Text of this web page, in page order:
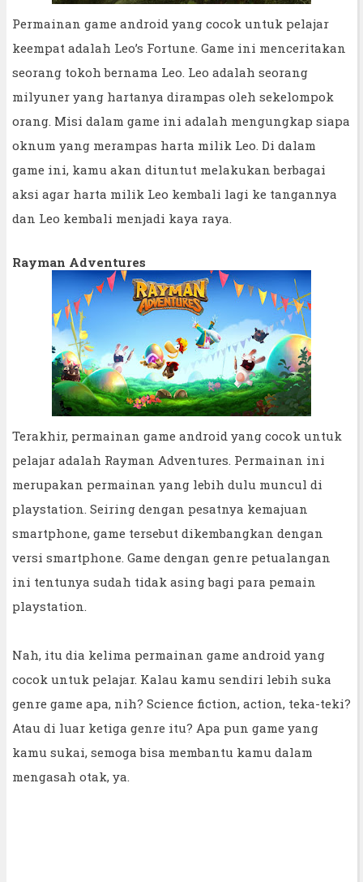
Permainan game android yang cocok untuk pelajar
keempat adalah Leo’s Fortune. Game ini menceritakan
seorang tokoh bernama Leo. Leo adalah seorang
milyuner yang hartanya dirampas oleh sekelompok
orang. Misi dalam game ini adalah mengungkap siapa
oknum yang merampas harta milik Leo. Di dalam
game ini, kamu akan dituntut melakukan berbagai
aksi agar harta milik Leo kembali lagi ke tangannya
dan Leo kembali menjadi kaya raya.
Rayman Adventures
Terakhir, permainan game android yang cocok untuk
pelajar adalah Rayman Adventures. Permainan ini
merupakan permainan yang lebih dulu muncul di
playstation. Seiring dengan pesatnya kemajuan
smartphone, game tersebut dikembangkan dengan
versi smartphone. Game dengan genre petualangan
ini tentunya sudah tidak asing bagi para pemain
playstation.
Nah, itu dia kelima permainan game android yang
cocok untuk pelajar. Kalau kamu sendiri lebih suka
genre game apa, nih? Science fiction, action, teka-teki?
Atau di luar ketiga genre itu? Apa pun game yang
kamu sukai, semoga bisa membantu kamu dalam
mengasah otak, ya.